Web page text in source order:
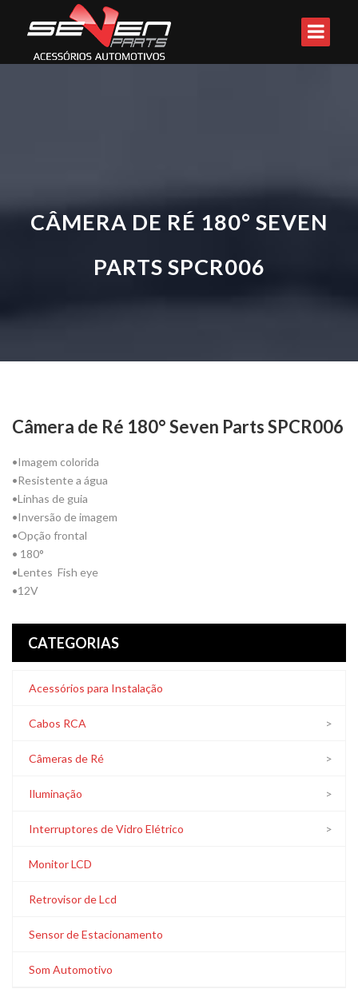
CÂMERA DE RÉ 180° SEVEN
PARTS SPCR006
Câmera de Ré 180° Seven Parts SPCR006
•Imagem colorida
•Resistente a água
•Linhas de guia
•Inversão de imagem
•Opção frontal
• 180°
•Lentes Fish eye
•12V
CATEGORIAS
Acessórios para Instalação
Cabos RCA
Câmeras de Ré
Iluminação
Interruptores de Vidro Elétrico
Monitor LCD
Retrovisor de Lcd
Sensor de Estacionamento
Som Automotivo